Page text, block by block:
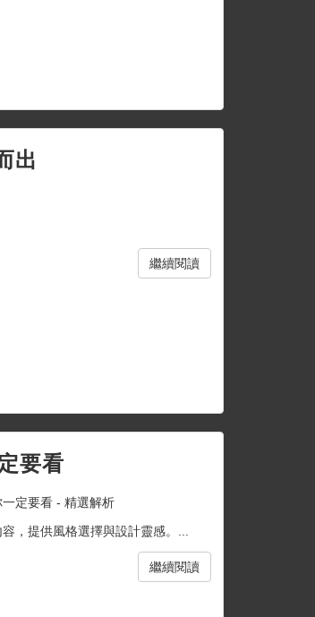
出
繼續閱讀
要看
定要看 - 精選解析
，提供風格選擇與設計靈感。...
繼續閱讀